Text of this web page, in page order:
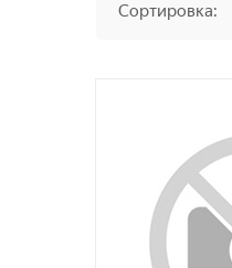
Сортировка: